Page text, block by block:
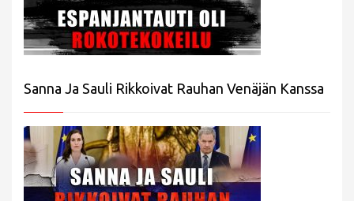
Sanna Ja Sauli Rikkoivat Rauhan Venäjän Kanssa